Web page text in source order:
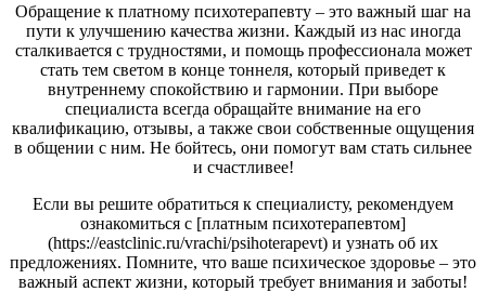
Обращение к платному психотерапевту – это важный шаг на
пути к улучшению качества жизни. Каждый из нас иногда
сталкивается с трудностями, и помощь профессионала может
стать тем светом в конце тоннеля, который приведет к
внутреннему спокойствию и гармонии. При выборе
специалиста всегда обращайте внимание на его
квалификацию, отзывы, а также свои собственные ощущения
в общении с ним. Не бойтесь, они помогут вам стать сильнее
и счастливее!
Если вы решите обратиться к специалисту, рекомендуем
ознакомиться с [платным психотерапевтом]
(https://eastclinic.ru/vrachi/psihoterapevt) и узнать об их
предложениях. Помните, что ваше психическое здоровье – это
важный аспект жизни, который требует внимания и заботы!